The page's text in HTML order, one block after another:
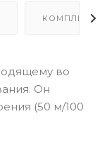
во
Он
(50 м/100